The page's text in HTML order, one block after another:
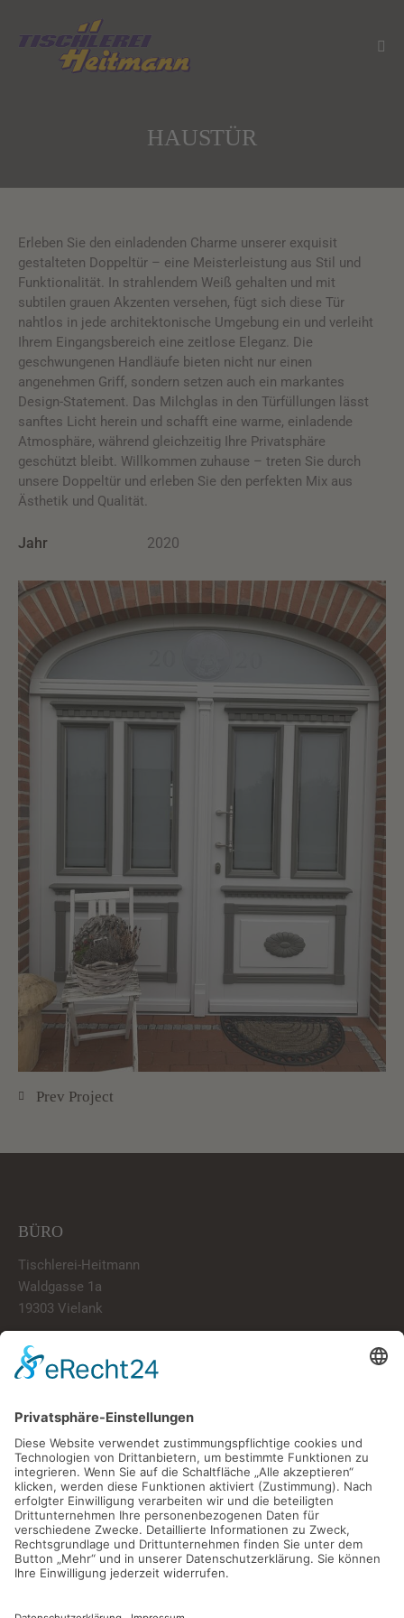
HAUSTÜR
Erleben Sie den einladenden Charme unserer exquisit
gestalteten Doppeltür – eine Meisterleistung aus Stil und
Funktionalität. In strahlendem Weiß gehalten und mit
subtilen grauen Akzenten versehen, fügt sich diese Tür
nahtlos in jede architektonische Umgebung ein und verleiht
Ihrem Eingangsbereich eine zeitlose Eleganz. Die
geschwungenen Handläufe bieten nicht nur einen
angenehmen Griff, sondern setzen auch ein markantes
Design-Statement. Das Milchglas in den Türfüllungen lässt
sanftes Licht herein und schafft eine warme, einladende
Atmosphäre, während gleichzeitig Ihre Privatsphäre
geschützt bleibt. Willkommen zuhause – treten Sie durch
unsere Doppeltür und erleben Sie den perfekten Mix aus
Ästhetik und Qualität.
Jahr 2020
Prev Project
BÜRO
Tischlerei-Heitmann
Waldgasse 1a
19303 Vielank
038759/20020
LINKS
Start
Über Uns
Portfolio
Kontakt
ÖFFNUNGSZEITEN
07:00 Uhr – 16:00 Uhr